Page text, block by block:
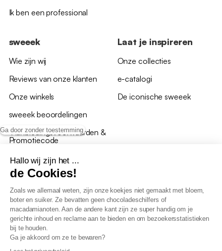
Ga door zonder toestemming
Hallo wij zijn het ...
de Cookies!
Zoals we allemaal weten, zijn onze koekjes niet gemaakt met bloem,
boter en suiker. Ze bevatten geen chocoladeschilfers of
macadamianoten. Aan de andere kant zijn ze super handig om je
gerichte inhoud en reclame aan te bieden en om bezoekersstatistieken
bij te houden.
Ga je akkoord om ze te bewaren?
Ik ben een professional
sweeek
Wie zijn wij
Reviews van onze klanten
Onze winkels
sweeek beoordelingen
*Aanbiedingsvoorwaarden &
Promotiecode
Laat je inspireren
Onze collecties
e-catalogi
De iconische sweeek
Algemene verkoopsvoorwaarden
AV loyaliteitsprogramma
Beleid persoonsgegevens
Verklaring inzake toegankelijkheid